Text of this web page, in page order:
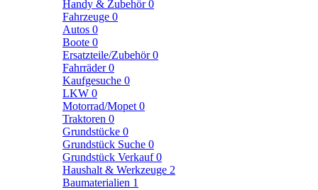
Handy & Zubehör0
Fahrzeuge 0
Autos 0
Boote 0
Ersatzteile/Zubehör0
Fahrräder0
Kaufgesuche 0
LKW 0
Motorrad/Mopet 0
Traktoren 0
Grundstücke 0
Grundstück Suche 0
Grundstück Verkauf0
Haushalt & Werkzeuge 2
Baumaterialien 1